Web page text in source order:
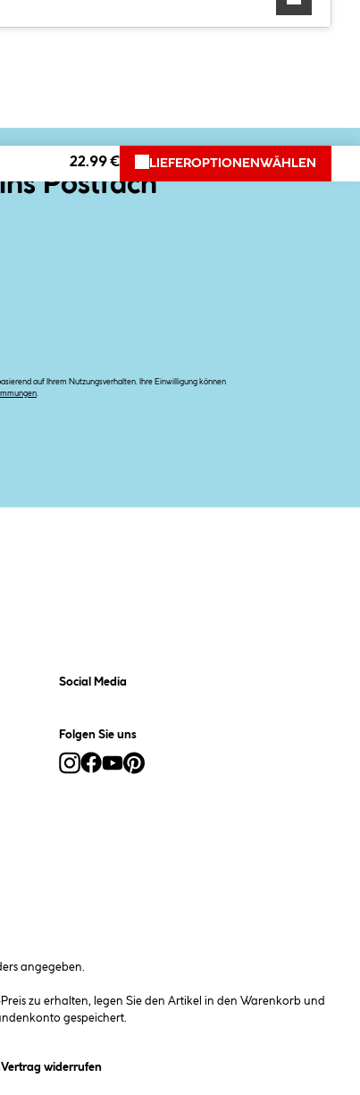
22.99 € LIEFEROPTIONEN WÄHLEN
Postfach
auf Ihrem Nutzungsverhalten. Ihre Einwilligung können
Social Media
Folgen Sie uns
angegeben.
zu erhalten, legen Sie den Artikel in den Warenkorb und
gespeichert.
(öffnet ein Dialogfeld)
Vertrag widerrufen